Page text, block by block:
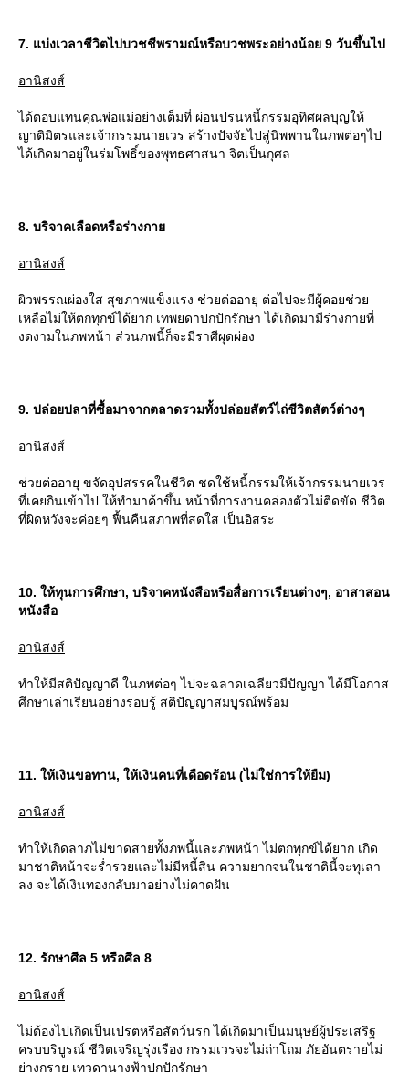
7. แบ่งเวลาชีวิตไปบวชชีพรามณ์หรือบวชพระอย่างน้อย 9 วันขึ้นไป
อานิสงส์
ได้ตอบแทนคุณพ่อแม่อย่างเต็มที่ ผ่อนปรนหนี้กรรมอุทิศผลบุญให้
ญาติมิตรและเจ้ากรรมนายเวร สร้างปัจจัยไปสู่นิพพานในภพต่อๆไป
ได้เกิดมาอยู่ในร่มโพธิ์ของพุทธศาสนา จิตเป็นกุศล
8. บริจาคเลือดหรือร่างกา
อานิสงส์
ผิวพรรณผ่องใส สุขภาพแข็งแรง ช่วยต่ออายุ ต่อไปจะมีผู้คอยช่ว
เหลือไม่ให้ตกทุกข์ได้ยาก เทพยดาปกปักรักษา ได้เกิดมามีร่างกายที่
งดงามในภพหน้า ส่วนภพนี้ก็จะมีราศีผุดผ่อง
9. ปล่อยปลาที่ซื้อมาจากตลาดรวมทั้งปล่อยสัตว์ไถ่ชีวิตสัตว์ต่างๆ
อานิสงส์
ช่วยต่ออายุ ขจัดอุปสรรคในชีวิต ชดใช้หนี้กรรมให้เจ้ากรรมนายเวร
ที่เคยกินเข้าไป ให้ทำมาค้าขึ้น หน้าที่การงานคล่องตัวไม่ติดขัด ชีวิต
ที่ผิดหวังจะค่อยๆ ฟื้นคืนสภาพที่สดใส เป็นอิสระ
10. ให้ทุนการศึกษา, บริจาคหนังสือหรือสื่อการเรียนต่างๆ, อาสาสอน
หนังสือ
อานิสงส์
ทำให้มีสติปัญญาดี ในภพต่อๆ ไปจะฉลาดเฉลียวมีปัญญา ได้มีโอกาส
ศึกษาเล่าเรียนอย่างรอบรู้ สติปัญญาสมบูรณ์พร้อม
11. ให้เงินขอทาน, ให้เงินคนที่เดือดร้อน (ไม่ใช่การให้ยืม)
อานิสงส์
ทำให้เกิดลาภไม่ขาดสายทั้งภพนี้และภพหน้า ไม่ตกทุกข์ได้ยาก เกิด
มาชาติหน้าจะร่ำรวยและไม่มีหนี้สิน ความยากจนในชาตินี้จะทุเลา
ลง จะได้เงินทองกลับมาอย่างไม่คาดฝัน
12. รักษาศีล 5 หรือศีล 8
อานิสงส์
ไม่ต้องไปเกิดเป็นเปรตหรือสัตว์นรก ได้เกิดมาเป็นมนุษย์ผู้ประเสริฐ
ครบบริบูรณ์ ชีวิตเจริญรุ่งเรือง กรรมเวรจะไม่ถ่าโถม ภัยอันตรายไม่
่างกราย เทวดานางฟ้าปกปักรักษา